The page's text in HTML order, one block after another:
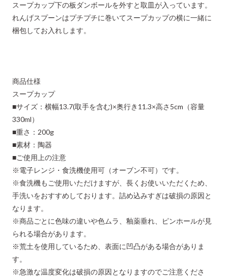
スープカップ下の板ダンボールを外すと取皿が入っています。
れんげスプーンはプチプチに巻いてスープカップの横に一緒に
梱包してお入れします。
商品仕様
スープカップ
■サイズ：横幅13.7(取手を含む)×奥行き11.3×高さ5cm（容量
330ml）
■重さ：200g
■素材：陶器
■ご使用上の注意
※電子レンジ・食洗機使用可（オーブン不可）です。
※食洗機もご使用いただけますが、長くお使いいただくため、
手洗いをおすすめしております。詰め込みすぎは破損の原因と
なります。
※商品ごとに色味の違いや色ムラ、釉薬垂れ、ピンホールが見
られる場合があります。
※荒土を使用しているため、表面に凹凸がある場合がありま
す。
※急激な温度変化は破損の原因となりますのでご注意くださ